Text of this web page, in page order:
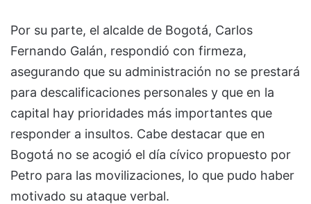
Por su parte, el alcalde de Bogotá, Carlos
Fernando Galán, respondió con firmeza,
asegurando que su administración no se prestará
para descalificaciones personales y que en la
capital hay prioridades más importantes que
responder a insultos. Cabe destacar que en
Bogotá no se acogió el día cívico propuesto por
Petro para las movilizaciones, lo que pudo haber
motivado su ataque verbal.